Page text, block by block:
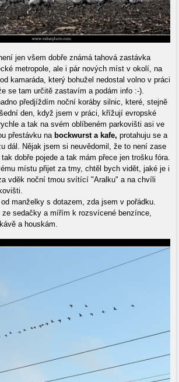
jen všem dobře známá tahová zastávka
metropole, ale i pár nových míst v okolí, na
kamaráda, který bohužel nedostal volno v práci
se tam určitě zastavím a podám info :-).
předjíždím noční koráby silnic, které, stejně
den, když jsem v práci, křížují evropské
a tak na svém oblíbeném parkovišti asi ve
přestávku na bockwurst a kafe, protahuju se a
dál. Nějak jsem si neuvědomil, že to není zase
dobře pojede a tak mám přece jen trošku fóra.
místu přijet za tmy, chtěl bych vidět, jaké je i
vděk noční tmou svítící "Aralku" a na chvíli
manželky s dotazem, zda jsem v pořádku.
sedačky a mířím k rozsvícené benzínce,
a houskám.